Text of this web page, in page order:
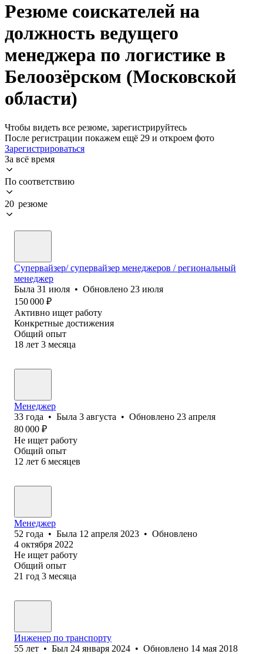
Резюме соискателей на
должность ведущего
менеджера по логистике в
Белоозёрском (Московской
области)
Чтобы видеть все резюме, зарегистрируйтесь
После регистрации покажем ещё 29 и откроем фото
Зарегистрироваться
За всё время
По соответствию
20 резюме
Супервайзер/ супервайзер менеджеров / региональный
менеджер
Была 31 июля • Обновлено 23 июля
150 000 ₽
Активно ищет работу
Конкретные достижения
Общий опыт
18 лет 3 месяца
Менеджер
33 года • Была 3 августа • Обновлено 23 апреля
80 000 ₽
Не ищет работу
Общий опыт
12 лет 6 месяцев
Менеджер
52 года • Была 12 апреля 2023 • Обновлено
4 октября 2022
Не ищет работу
Общий опыт
21 год 3 месяца
Инженер по транспорту
55 лет • Был 24 января 2024 • Обновлено 14 мая 2018